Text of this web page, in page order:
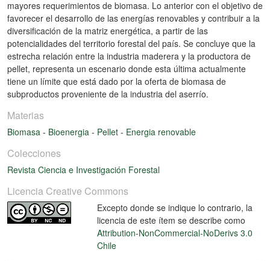
mayores requerimientos de biomasa. Lo anterior con el objetivo de
favorecer el desarrollo de las energías renovables y contribuir a la
diversificación de la matriz energética, a partir de las
potencialidades del territorio forestal del país. Se concluye que la
estrecha relación entre la industria maderera y la productora de
pellet, representa un escenario donde esta última actualmente
tiene un límite que está dado por la oferta de biomasa de
subproductos proveniente de la industria del aserrío.
Materias
Biomasa - Bioenergia - Pellet - Energia renovable
Colecciones
Revista Ciencia e Investigación Forestal
Licencia Creative Commons
Excepto donde se indique lo contrario, la
licencia de este ítem se describe como
Attribution-NonCommercial-NoDerivs 3.0
Chile